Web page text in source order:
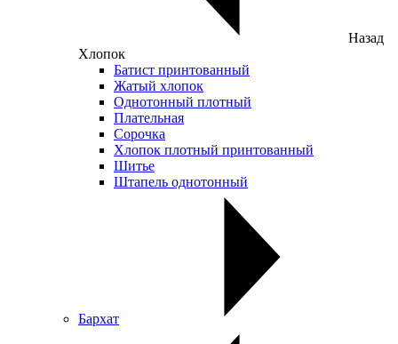
Назад
Хлопок
Батист принтованный
Жатый хлопок
Однотонный плотный
Плательная
Сорочка
Хлопок плотный принтованный
Шитье
Штапель однотонный
Бархат